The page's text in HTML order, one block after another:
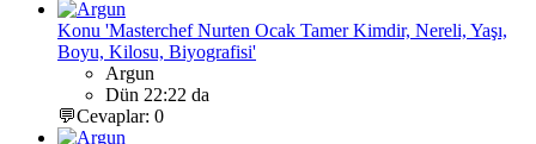
Konu 'Masterchef Nurten Ocak Tamer Kimdir, Nereli, Yaşı,
Boyu, Kilosu, Biyografisi'
Argun
Dün 22:22 da
💬Cevaplar: 0